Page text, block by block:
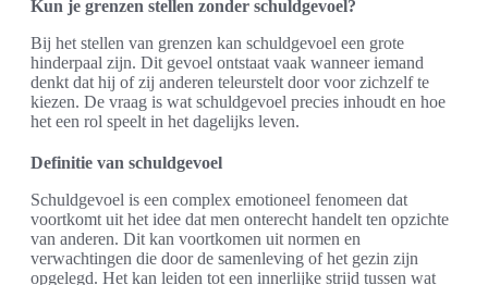
Kun je grenzen stellen zonder schuldgevoel?
Bij het stellen van grenzen kan schuldgevoel een grote
hinderpaal zijn. Dit gevoel ontstaat vaak wanneer iemand
denkt dat hij of zij anderen teleurstelt door voor zichzelf te
kiezen. De vraag is wat schuldgevoel precies inhoudt en hoe
het een rol speelt in het dagelijks leven.
Definitie van schuldgevoel
Schuldgevoel is een complex emotioneel fenomeen dat
voortkomt uit het idee dat men onterecht handelt ten opzichte
van anderen. Dit kan voortkomen uit normen en
verwachtingen die door de samenleving of het gezin zijn
opgelegd. Het kan leiden tot een innerlijke strijd tussen wat